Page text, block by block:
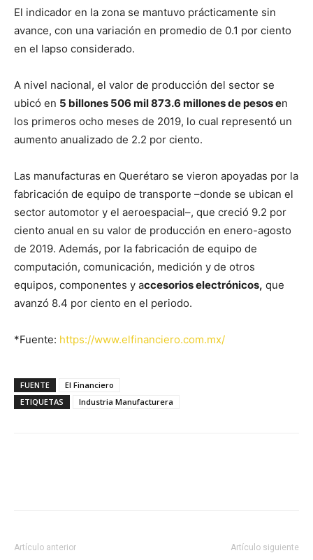
El indicador en la zona se mantuvo prácticamente sin
avance, con una variación en promedio de 0.1 por ciento
en el lapso considerado.
A nivel nacional, el valor de producción del sector se
ubicó en 5 billones 506 mil 873.6 millones de pesos en
los primeros ocho meses de 2019, lo cual representó un
aumento anualizado de 2.2 por ciento.
Las manufacturas en Querétaro se vieron apoyadas por la
fabricación de equipo de transporte –donde se ubican el
sector automotor y el aeroespacial–, que creció 9.2 por
ciento anual en su valor de producción en enero-agosto
de 2019. Además, por la fabricación de equipo de
computación, comunicación, medición y de otros
equipos, componentes y accesorios electrónicos, que
avanzó 8.4 por ciento en el periodo.
*Fuente: https://www.elfinanciero.com.mx/
FUENTE
El Financiero
ETIQUETAS
Industria Manufacturera
Artículo anterior Artículo siguiente